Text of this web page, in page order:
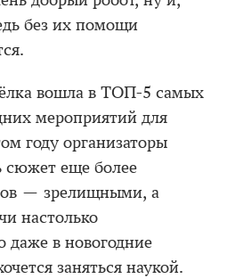
без их помощи
вошла в ТОП-5 самых
мероприятий для
году организаторы
сюжет еще более
— зрелищными, а
настолько
даже в новогодние
заняться наукой.